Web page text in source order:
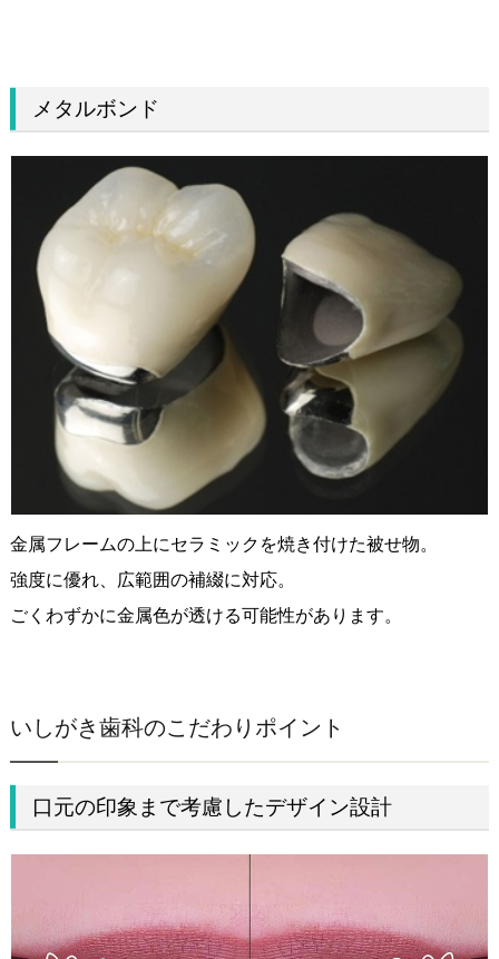
メタルボンド
金属フレームの上にセラミックを焼き付けた被せ物。
強度に優れ、広範囲の補綴に対応。
ごくわずかに金属色が透ける可能性があります。
いしがき歯科のこだわりポイント
口元の印象まで考慮したデザイン設計